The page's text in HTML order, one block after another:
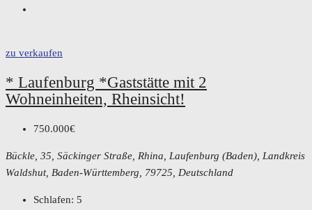
zu verkaufen
* Laufenburg *Gaststätte mit 2
Wohneinheiten, Rheinsicht!
750.000€
Bückle, 35, Säckinger Straße, Rhina, Laufenburg (Baden), Landkreis
Waldshut, Baden-Württemberg, 79725, Deutschland
Schlafen: 5